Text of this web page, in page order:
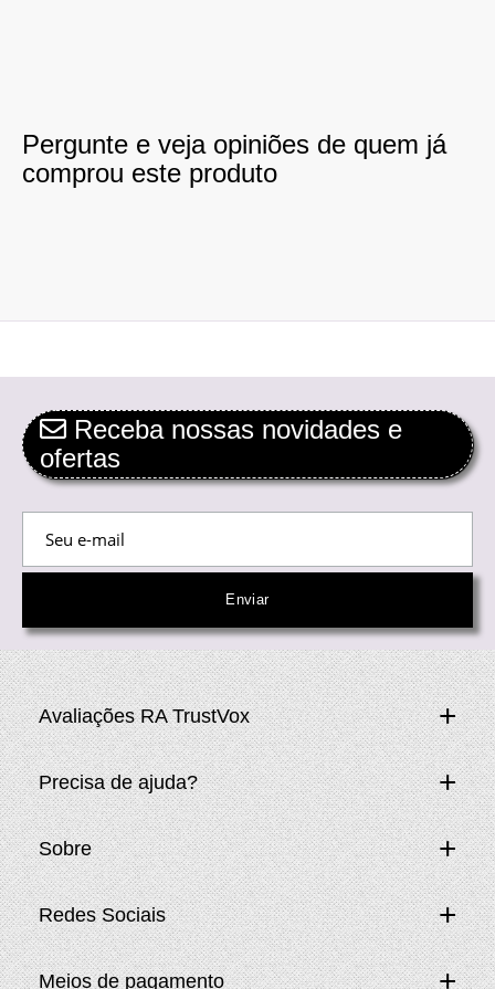
Pergunte e veja opiniões de quem já
comprou este produto
Receba nossas novidades e
ofertas
Avaliações RA TrustVox
Precisa de ajuda?
Sobre
Redes Sociais
Meios de pagamento